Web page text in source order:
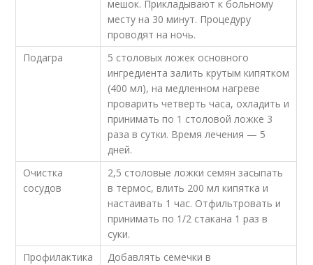
мешок. Прикладывают к больному
месту на 30 минут. Процедуру
проводят на ночь.
Подагра
5 столовых ложек основного
ингредиента залить крутым кипятком
(400 мл), на медленном нагреве
проварить четверть часа, охладить и
принимать по 1 столовой ложке 3
раза в сутки. Время лечения — 5
дней.
Очистка
сосудов
2,5 столовые ложки семян засыпать
в термос, влить 200 мл кипятка и
настаивать 1 час. Отфильтровать и
принимать по 1/2 стакана 1 раз в
суки.
Профилактика
Добавлять семечки в